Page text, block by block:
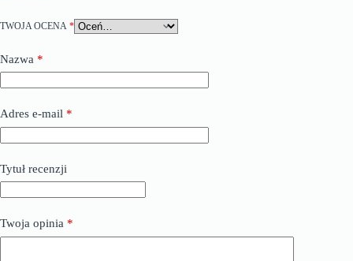
TWOJA OCENA *
Nazwa *
Adres e-mail *
Tytuł recenzji
Twoja opinia *